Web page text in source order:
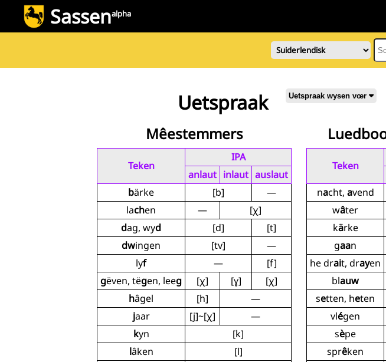
Sassenalpha
Uetspraak Uetspraak wysen vœr
Mêestemmers
Teken
IPA
anlaut inlaut auslaut
bärke [b]
—
lachen —
[χ]
dag, wyd [d]
[t]
dwingen [tv]
—
lyf —
[f]
gëven, tëgen, leeg [χ] [ɣ]
[χ]
hâgel [h]
—
jaar [j]~[χ]
—
kyn
[k]
lâken
[l]
Teken
nacht, avend
wâter
kärke
gaan
he drait, drayen
blauw
setten, heten
vlégen
sèpe
sprêken